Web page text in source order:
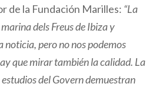
de la Fundación Marilles: “La
dels Freus de Ibiza y
noticia, pero no nos podemos
que mirar también la calidad. La
del Govern demuestran